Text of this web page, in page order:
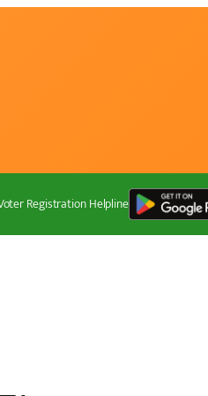
Registration Helpline